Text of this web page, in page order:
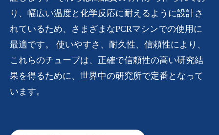
り、幅広い温度と化学反応に耐えるように設計さ
れているため、さまざまなPCRマシンでの使用に
最適です。 使いやすさ、耐久性、信頼性により、
これらのチューブは、正確で信頼性の高い研究結
果を得るために、世界中の研究所で定番となって
います。